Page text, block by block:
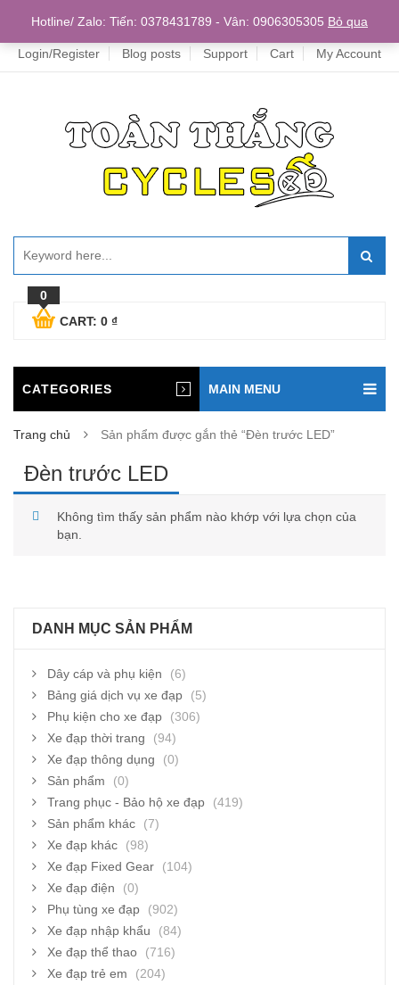
Home
Login/Register Blog posts Support Cart My Account
0
CART: 0 ₫
CATEGORIES MAIN MENU
Trang chủ Sản phẩm được gắn thẻ “Đèn trước LED”
Đèn trước LED
Không tìm thấy sản phẩm nào khớp với lựa chọn của
bạn.
DANH MỤC SẢN PHẨM
Dây cáp và phụ kiện
(6)
Bảng giá dịch vụ xe đạp
(5)
Phụ kiện cho xe đạp
(306)
Xe đạp thời trang
(94)
Xe đạp thông dụng
(0)
Sản phẩm
(0)
Trang phục - Bảo hộ xe đạp
(419)
Sản phẩm khác
(7)
Xe đạp khác
(98)
Xe đạp Fixed Gear
(104)
Xe đạp điện
(0)
Phụ tùng xe đạp
(902)
Xe đạp nhập khẩu
(84)
Xe đạp thể thao
(716)
Xe đạp trẻ em
(204)
Hotline/ Zalo: Tiến: 0378431789 - Vân: 0906305305 Bỏ qua